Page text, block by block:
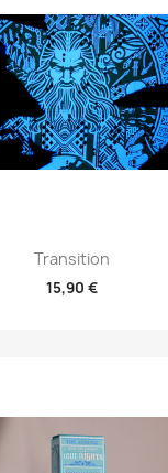
Transition
15,90 €